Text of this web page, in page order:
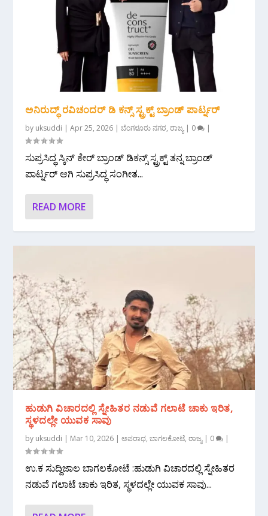
ಅನಿರುದ್ಧ್ ರವಿಚಂದರ್ ಡಿ ಕನ್ಸ್ ಸ್ಟ್ರಕ್ಟ್ ಬ್ರಾಂಡ್ ಪಾರ್ಟ್ನರ್
by uksuddi |Apr 25, 2026 |ಬೆಂಗಳೂರು ನಗರ,ರಾಜ್ಯ| 0 |
ಸುಪ್ರಸಿದ್ಧ ಸ್ಕಿನ್ ಕೇರ್ ಬ್ರಾಂಡ್ ಡಿಕನ್ಸ್ ಸ್ಟ್ರಕ್ಟ್ ತನ್ನ ಬ್ರಾಂಡ್
ಪಾರ್ಟ್ನರ್ ಆಗಿ ಸುಪ್ರಸಿದ್ಧ ಸಂಗೀತ...
READ MORE
ಹುಡುಗಿ ವಿಚಾರದಲ್ಲಿ ಸ್ನೇಹಿತರ ನಡುವೆ ಗಲಾಟೆ ಚಾಕು ಇರಿತ,
ಸ್ಥಳದಲ್ಲೇ ಯುವಕ ಸಾವು
by uksuddi | Mar 10, 2026 |ಅಪರಾಧ,ಬಾಗಲಕೋಟೆ,ರಾಜ್ಯ| 0 |
ಉ.ಕ ಸುದ್ದಿಜಾಲ ಬಾಗಲಕೋಟೆ :ಹುಡುಗಿ ವಿಚಾರದಲ್ಲಿ ಸ್ನೇಹಿತರ
ನಡುವೆ ಗಲಾಟೆ ಚಾಕು ಇರಿತ, ಸ್ಥಳದಲ್ಲೇ ಯುವಕ ಸಾವು...